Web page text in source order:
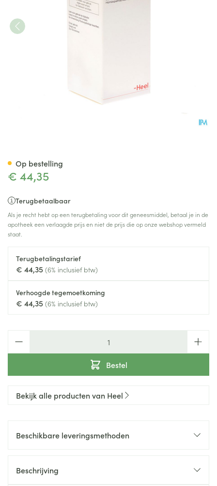
€ 44,35
Terugbetaalbaar
Als je recht hebt op een terugbetaling voor dit geneesmiddel, betaal je in de
apotheek een verlaagde prijs en niet de prijs die op onze webshop vermeld
staat.
Terugbetalingstarief
€ 44,35 (6% inclusief btw)
Verhoogde tegemoetkoming
€ 44,35 (6% inclusief btw)
Bestel
Op bestelling
Bekijk alle producten van Heel
Beschikbare leveringsmethoden
Beschrijving